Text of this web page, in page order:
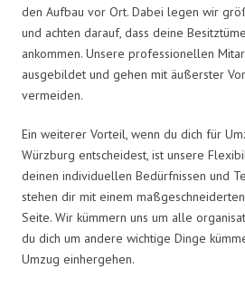
den Aufbau vor Ort. Dabei legen wir
und achten darauf, dass deine
ankommen. Unsere professionellen
ausgebildet und gehen mit äußerster
vermeiden.
Ein weiterer Vorteil, wenn du dich für
Würzburg entscheidest, ist unsere
deinen individuellen Bedürfnissen und
stehen dir mit einem
Seite. Wir kümmern uns um alle
du dich um andere wichtige Dinge
Umzug einhergehen.